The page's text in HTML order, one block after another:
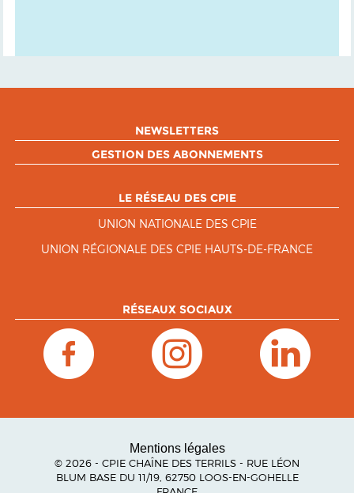
NEWSLETTERS
GESTION DES ABONNEMENTS
LE RÉSEAU DES CPIE
UNION NATIONALE DES CPIE
UNION RÉGIONALE DES CPIE HAUTS-DE-FRANCE
RÉSEAUX SOCIAUX
Mentions légales
© 2026 - CPIE CHAÎNE DES TERRILS - RUE LÉON
BLUM BASE DU 11/19, 62750 LOOS-EN-GOHELLE